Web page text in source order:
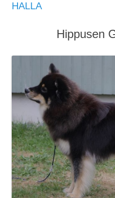
HALLA
Hippusen